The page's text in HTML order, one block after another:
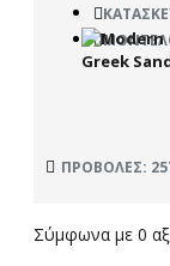
ΠΡΟΒΟΛΈΣ:
Σύμφωνα με 0